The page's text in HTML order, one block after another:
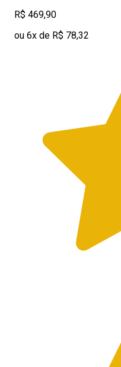
R$ 469,90
ou 6x de R$ 78,32